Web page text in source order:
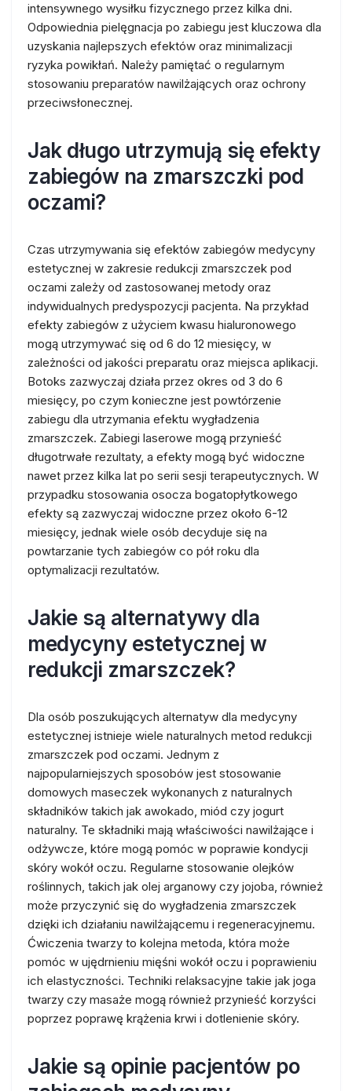
intensywnego wysiłku fizycznego przez kilka dni.
Odpowiednia pielęgnacja po zabiegu jest kluczowa dla
uzyskania najlepszych efektów oraz minimalizacji
ryzyka powikłań. Należy pamiętać o regularnym
stosowaniu preparatów nawilżających oraz ochrony
przeciwsłonecznej.
Jak długo utrzymują się efekty
zabiegów na zmarszczki pod
oczami?
Czas utrzymywania się efektów zabiegów medycyny
estetycznej w zakresie redukcji zmarszczek pod
oczami zależy od zastosowanej metody oraz
indywidualnych predyspozycji pacjenta. Na przykład
efekty zabiegów z użyciem kwasu hialuronowego
mogą utrzymywać się od 6 do 12 miesięcy, w
zależności od jakości preparatu oraz miejsca aplikacji.
Botoks zazwyczaj działa przez okres od 3 do 6
miesięcy, po czym konieczne jest powtórzenie
zabiegu dla utrzymania efektu wygładzenia
zmarszczek. Zabiegi laserowe mogą przynieść
długotrwałe rezultaty, a efekty mogą być widoczne
nawet przez kilka lat po serii sesji terapeutycznych. W
przypadku stosowania osocza bogatopłytkowego
efekty są zazwyczaj widoczne przez około 6-12
miesięcy, jednak wiele osób decyduje się na
powtarzanie tych zabiegów co pół roku dla
optymalizacji rezultatów.
Jakie są alternatywy dla
medycyny estetycznej w
redukcji zmarszczek?
Dla osób poszukujących alternatyw dla medycyny
estetycznej istnieje wiele naturalnych metod redukcji
zmarszczek pod oczami. Jednym z
najpopularniejszych sposobów jest stosowanie
domowych maseczek wykonanych z naturalnych
składników takich jak awokado, miód czy jogurt
naturalny. Te składniki mają właściwości nawilżające i
odżywcze, które mogą pomóc w poprawie kondycji
skóry wokół oczu. Regularne stosowanie olejków
roślinnych, takich jak olej arganowy czy jojoba, również
może przyczynić się do wygładzenia zmarszczek
dzięki ich działaniu nawilżającemu i regeneracyjnemu.
Ćwiczenia twarzy to kolejna metoda, która może
pomóc w ujędrnieniu mięśni wokół oczu i poprawieniu
ich elastyczności. Techniki relaksacyjne takie jak joga
twarzy czy masaże mogą również przynieść korzyści
poprzez poprawę krążenia krwi i dotlenienie skóry.
Jakie są opinie pacjentów po